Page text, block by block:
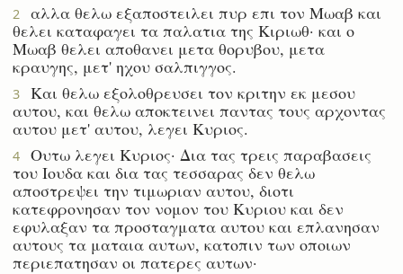
2
αλλα θελω εξαποστειλει πυρ επι τον Μωαβ και
θελει καταφαγει τα παλατια της Κιριωθ· και ο
Μωαβ θελει αποθανει μετα θορυβου, μετα
κραυγης, μετ' ηχου σαλπιγγος.
3
Και θελω εξολοθρευσει τον κριτην εκ μεσου
αυτου, και θελω αποκτεινει παντας τους αρχοντας
αυτου μετ' αυτου, λεγει Κυριος.
4
Ουτω λεγει Κυριος· Δια τας τρεις παραβασεις
του Ιουδα και δια τας τεσσαρας δεν θελω
αποστρεψει την τιμωριαν αυτου, διοτι
κατεφρονησαν τον νομον του Κυριου και δεν
εφυλαξαν τα προσταγματα αυτου και επλανησαν
αυτους τα ματαια αυτων, κατοπιν των οποιων
περιεπατησαν οι πατερες αυτων·